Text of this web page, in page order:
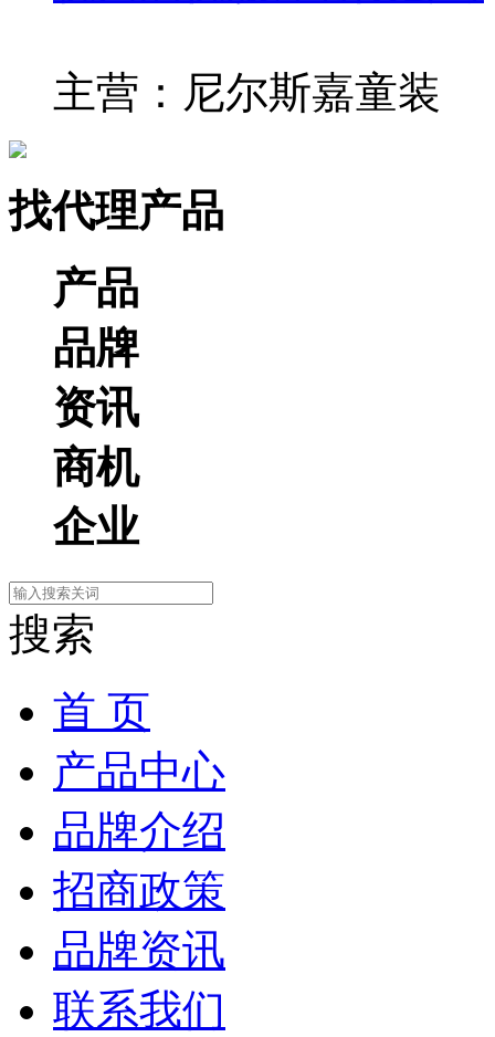
主营：尼尔斯嘉童装
找代理产品
产品
品牌
资讯
商机
企业
搜索
首 页
产品中心
品牌介绍
招商政策
品牌资讯
联系我们